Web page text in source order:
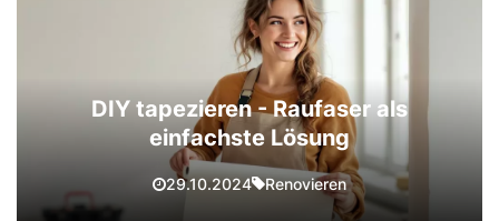
DIY tapezieren - Raufaser als
einfachste Lösung
29.10.2024 Renovieren